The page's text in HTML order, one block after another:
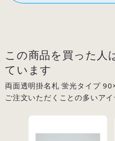
この商品を買った人
ています
両面透明掛名札 蛍光タイプ
ご注文いただくことの多いアイ